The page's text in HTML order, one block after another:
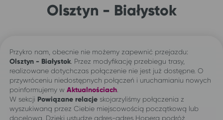
Olsztyn - Białystok
Przykro nam, obecnie nie możemy zapewnić przejazdu:
Olsztyn - Białystok . Przez modyfikację przebiegu trasy,
realizowane dotychczas połączenie nie jest już dostępne. O
przywróceniu niedostępnych połączeń i uruchamianiu nowych
poinformujemy w Aktualnościach
W sekcji Powiązane relacje skojarzyliśmy połączenia z
wyszukiwaną przez Ciebie miejscowością początkową lub
docelową. Dzięki ustudze adres-adres Hopera podróż